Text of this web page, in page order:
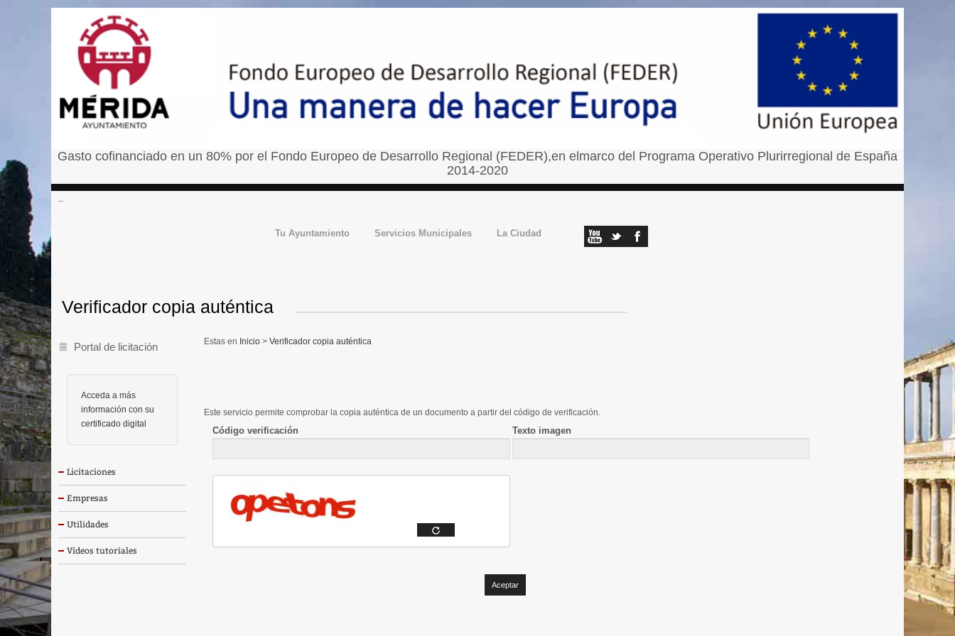
Gasto cofinanciado en un 80% por el Fondo Europeo de Desarrollo Regional (FEDER),en elmarco del Programa Operativo Plurirregional de España
2014-2020
Tu Ayuntamiento Servicios Municipales La Ciudad
Portal de licitación
Acceda a más
información con su
certificado digital
Licitaciones
Empresas
Utilidades
Vídeos tutoriales
Inicio > Verificador copia auténtica
Verificador copia auténtica
Este servicio permite comprobar la copia auténtica de un documento a partir del código de verificación.
Código verificación Texto imagen